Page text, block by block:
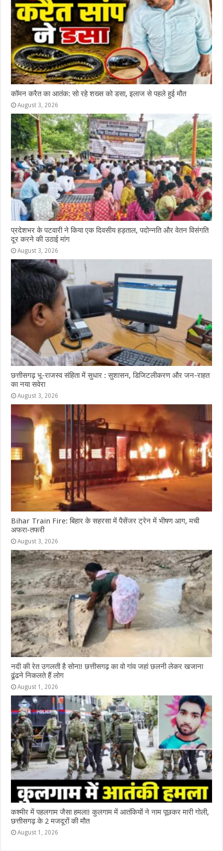
कॉमन करैत का आतंक: सो रहे शख्स को डसा, इलाज से पहले हुई मौत
August 3, 2026
प्रदेशभर के पटवारी ने किया एक दिवसीय हड़ताल, पदोन्नति और वेतन विसंगति
दूर करने की उठाई मांग
August 3, 2026
छत्तीसगढ़ भू-राजस्व संहिता में सुधार : सुशासन, डिजिटलीकरण और जन-राहत
का नया सवेरा
August 3, 2026
Bihar Train Fire: बिहार के सहरसा में पैसेंजर ट्रेन में भीषण आग, मची
अफरा-तफरी
August 3, 2026
नदी की रेत उगलती है सोना! छत्तीसगढ़ का वो गांव जहां छलनी लेकर खजाना
ढूंढने निकलते हैं लोग
August 1, 2026
कश्‍मीर में पहलगाम जैसा हमला! कुलगाम में आतंकियों ने नाम पूछकर मारी गोली,
छत्तीसगढ़ के 2 मजदूरों की मौत
August 1, 2026